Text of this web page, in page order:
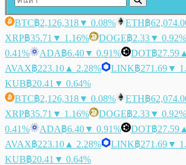
BTC฿2,126,318▼ 0.08% ETH฿
XRP฿35.71 ▼ 1.16% DOGE฿2.33▼ 0.92%
0.41%
ADA฿6.40▼ 0.91% DOT฿27.59
AVAX฿223.10 ▲ 2.28% LINK฿271.69▼
KUB฿20.41 ▼ 0.64%
BTC฿2,126,318▼ 0.08% ETH฿
XRP฿35.71 ▼ 1.16% DOGE฿2.33▼ 0.92%
0.41%
ADA฿6.40▼ 0.91% DOT฿27.59
AVAX฿223.10 ▲ 2.28% LINK฿271.69▼
KUB฿20.41 ▼ 0.64%